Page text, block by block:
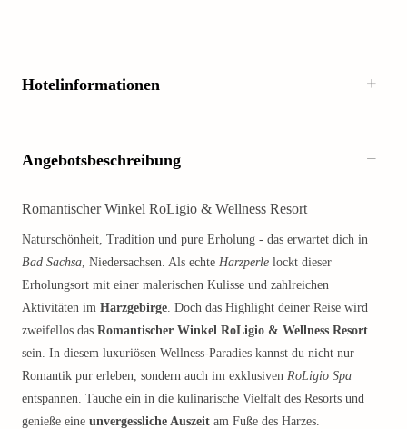
Hotelinformationen
Angebotsbeschreibung
Romantischer Winkel RoLigio & Wellness Resort
Naturschönheit, Tradition und pure Erholung - das erwartet dich in
Bad Sachsa, Niedersachsen. Als echte Harzperle lockt dieser
Erholungsort mit einer malerischen Kulisse und zahlreichen
Aktivitäten im Harzgebirge. Doch das Highlight deiner Reise wird
zweifellos das Romantischer Winkel RoLigio & Wellness Resort
sein. In diesem luxuriösen Wellness-Paradies kannst du nicht nur
Romantik pur erleben, sondern auch im exklusiven RoLigio Spa
entspannen. Tauche ein in die kulinarische Vielfalt des Resorts und
genieße eine unvergessliche Auszeit am Fuße des Harzes.